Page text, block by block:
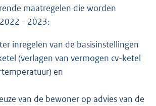
maatregelen die worden
- 2023:
inregelen van de basisinstellingen
(verlagen van vermogen cv-ketel
en
van de bewoner op advies van de